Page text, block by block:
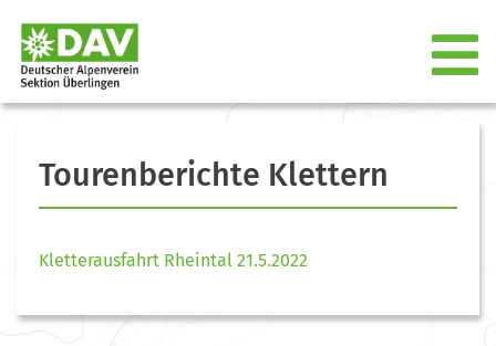
Tourenberichte Klettern
Kletterausfahrt Rheintal 21.5.2022